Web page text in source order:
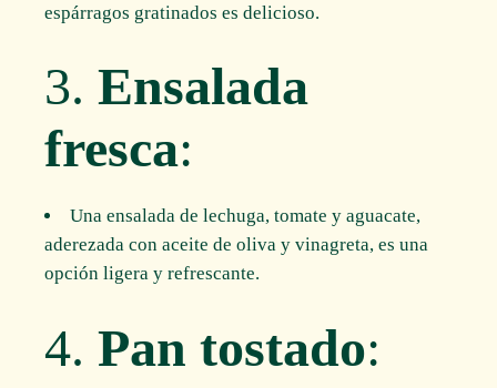
espárragos gratinados es delicioso.
3.Ensalada
fresca:
Una ensalada de lechuga, tomate y aguacate,
aderezada con aceite de oliva y vinagreta, es una
opción ligera y refrescante.
4.Pan tostado: